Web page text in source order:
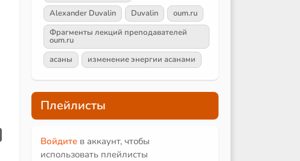
Alexander Duvalin
Duvalin
oum.ru
Фрагменты лекций преподавателей
oum.ru
асаны
изменение энергии асанами
Плейлисты
Войдите в аккаунт, чтобы
использовать плейлисты